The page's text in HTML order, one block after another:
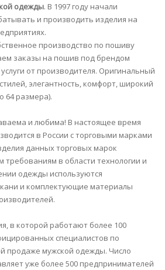
одежды. В 1997 году начали
и производить изделия на
производство по пошиву
заказы на пошив под брендом
от производителя. Оригинальный
элегантность, комфорт, широкий
64 размера).
и любима! В настоящее время
в России с торговыми марками
данных торговых марок
в области технологии и
одежды используются
и комплектующие материалы
в которой работают более 100
специалистов по
продаже мужской одежды. Число
уже более 500 предпринимателей